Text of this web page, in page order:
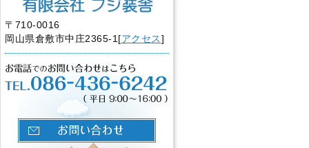
〒710-0016
岡山県倉敷市中庄2365-1[アクセス ]